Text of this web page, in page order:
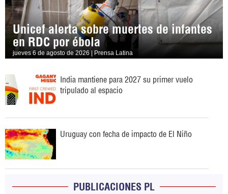
Unicef alerta sobre muertes de infantes
en RDC por ébola
jueves 6 de agosto de 2026 | Prensa Latina
India mantiene para 2027 su primer vuelo
tripulado al espacio
Uruguay con fecha de impacto de El Niño
PUBLICACIONES PL